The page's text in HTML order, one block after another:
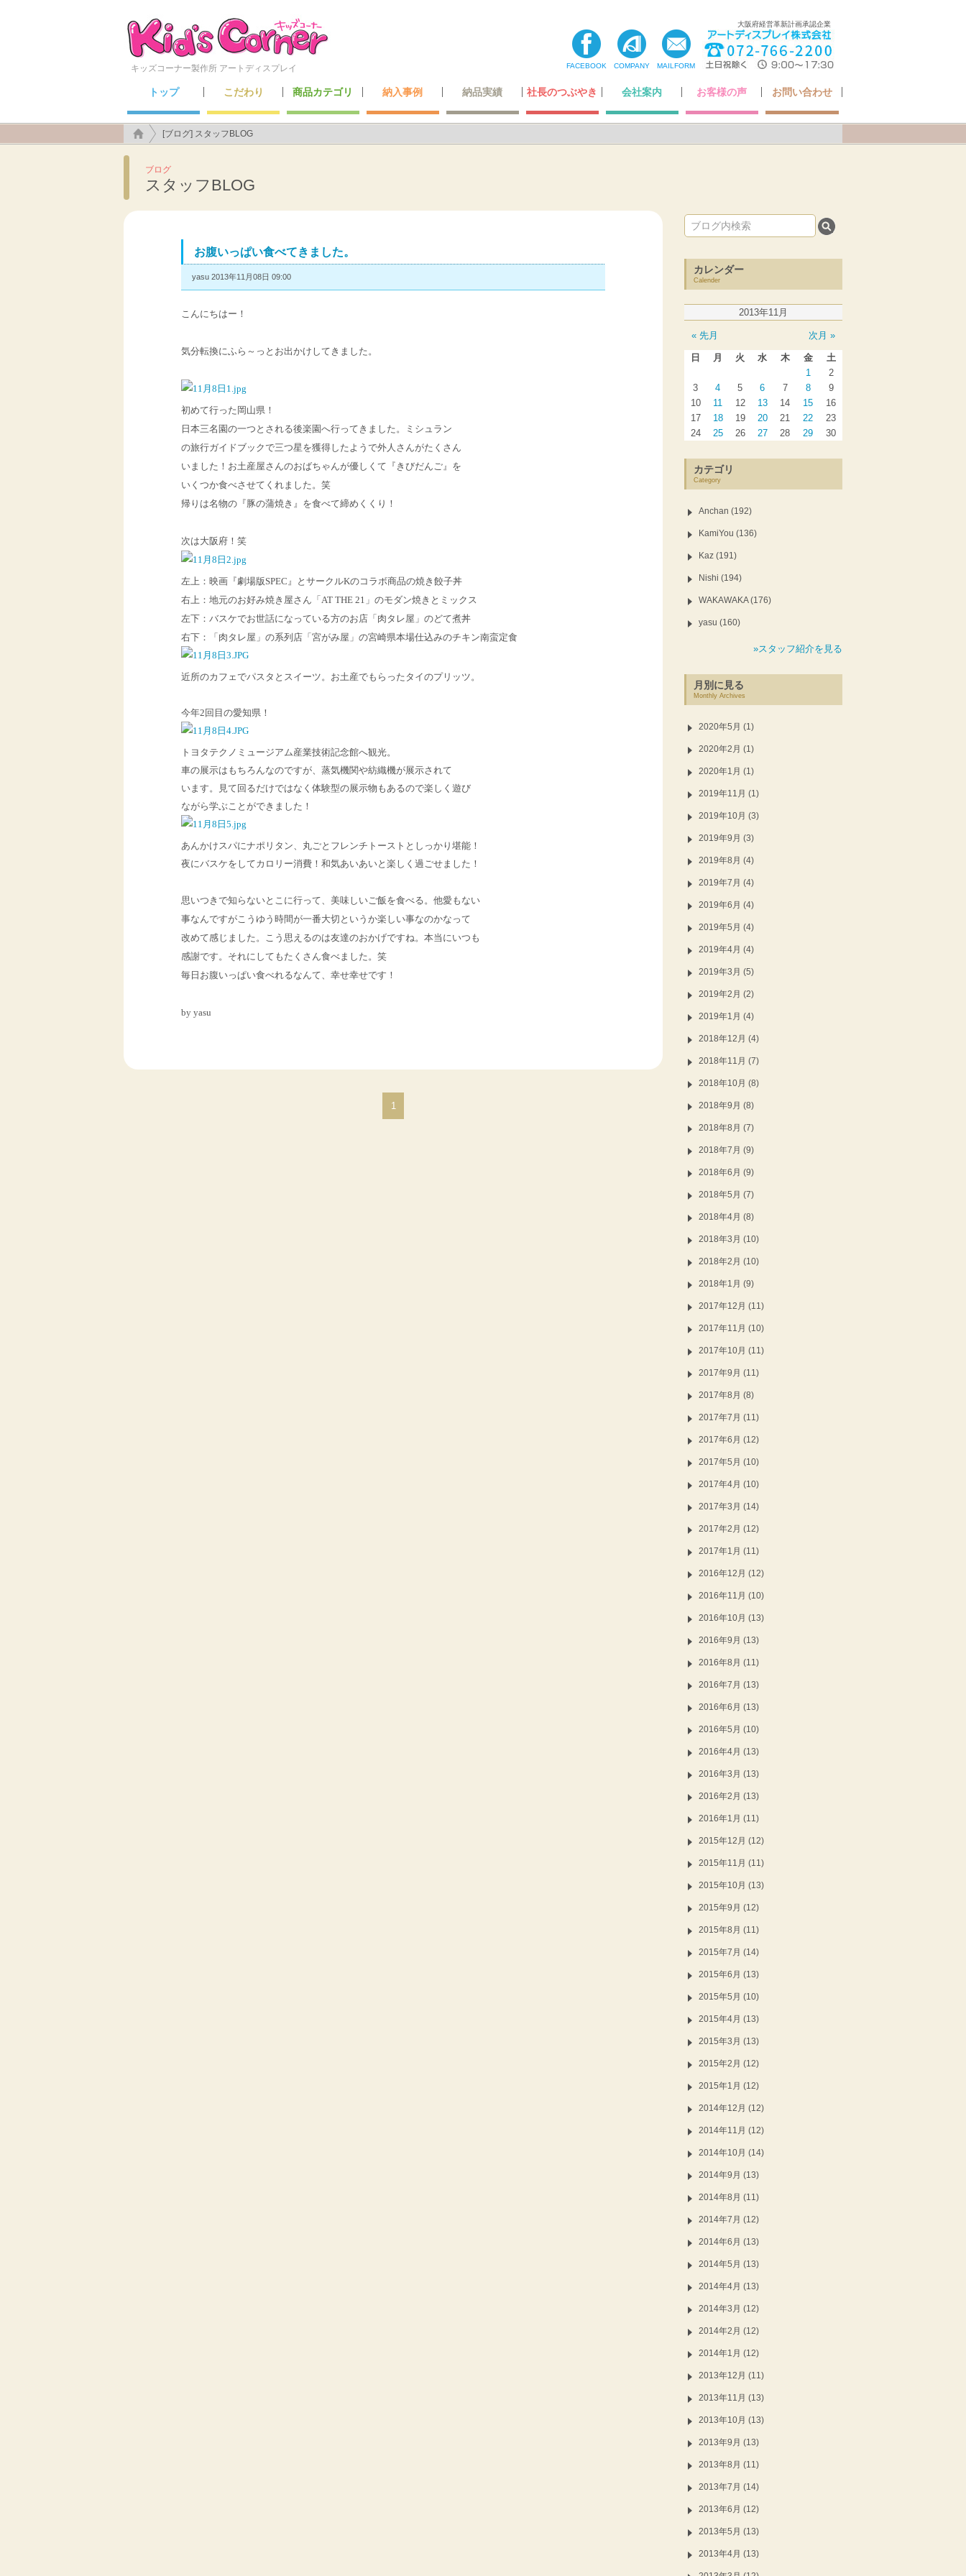
キッズコーナー製作所 アートディスプレイ
大阪府経営革新計画承認企業
FACEBOOK COMPANY MAILFORM
トップ こだわり
アートディスプレイのこだわり
こんなところにも施工できます！
商品カテゴリ 納入事例 納品実績 社長のつぶやき 会社案内 お客様の声 お問い合わせ
[ブログ] スタッフBLOG
ブログ
スタッフBLOG
お腹いっぱい食べてきました。
yasu 2013年11月08日 09:00
こんにちはー！
気分転換にふら～っとお出かけしてきました。
初めて行った岡山県！
日本三名園の一つとされる後楽園へ行ってきました。
ミシュラン
の旅行ガイドブックで三つ星を獲得したようで外人さんがたくさん
いました！お土産屋さんのおばちゃんが優しくて 『きびだんご』を
いくつか食べさせてくれま した。笑
帰りは名物の『豚の蒲焼き』を食べて締めくくり！
次は大阪府！笑
左上：映画『劇場版SPEC』とサークルKのコラボ商品の焼き餃子丼
右上：地元のお好み焼き屋さん「AT THE 21」のモダン焼きとミックス
左下：バスケでお世話になっている方のお店「肉タレ屋」のどて煮丼
右下：「肉タレ屋」の系列店「宮がみ屋」の宮崎県本場仕込みのチキン南蛮定食
近所のカフェでパスタとスイーツ。お土産でもらったタイのプリッツ。
今年2回目の愛知県！
トヨタテクノミュージアム産業技術記念館へ観光。
車の展示はもちろんなのですが、蒸気機関や紡織機が展示されて
います。見て回るだけではなく体験型の展示物もあるので楽しく遊び
ながら学ぶことができました！
あんかけスパにナポリタン、丸ごとフレンチトーストとしっかり堪能！
夜にバスケをしてカロリー消費！和気あいあいと楽しく過ごせました！
思いつきで知らないとこに行って、美味しいご飯を食べる。 他愛もない
事なんですがこうゆう時間が一番大切というか楽しい事なのかなって
改めて感じました。こう思えるのは友達のおかげですね。本当にいつも
感謝です。 それにしてもたくさん食べました。笑
毎日お腹いっぱい食べれるなんて、幸せ幸せです！
by yasu
1
カレンダー
Calender
2013年11月
« 先月 次月 »
日 月 火 水 木 金
土
1
2
3
4 5 6 7 8
9
10
11 12 13 14 15
16
17
18 19 20 21 22
23
24
25 26 27 28 29 30
カテゴリ
Category
Anchan (192)
KamiYou (136)
Kaz (191)
Nishi (194)
WAKAWAKA (176)
yasu (160)
»スタッフ紹介を見る
月別に見る
Monthly Archives
2020年5月 (1)
2020年2月 (1)
2020年1月 (1)
2019年11月 (1)
2019年10月 (3)
2019年9月 (3)
2019年8月 (4)
2019年7月 (4)
2019年6月 (4)
2019年5月 (4)
2019年4月 (4)
2019年3月 (5)
2019年2月 (2)
2019年1月 (4)
2018年12月 (4)
2018年11月 (7)
2018年10月 (8)
2018年9月 (8)
2018年8月 (7)
2018年7月 (9)
2018年6月 (9)
2018年5月 (7)
2018年4月 (8)
2018年3月 (10)
2018年2月 (10)
2018年1月 (9)
2017年12月 (11)
2017年11月 (10)
2017年10月 (11)
2017年9月 (11)
2017年8月 (8)
2017年7月 (11)
2017年6月 (12)
2017年5月 (10)
2017年4月 (10)
2017年3月 (14)
2017年2月 (12)
2017年1月 (11)
2016年12月 (12)
2016年11月 (10)
2016年10月 (13)
2016年9月 (13)
2016年8月 (11)
2016年7月 (13)
2016年6月 (13)
2016年5月 (10)
2016年4月 (13)
2016年3月 (13)
2016年2月 (13)
2016年1月 (11)
2015年12月 (12)
2015年11月 (11)
2015年10月 (13)
2015年9月 (12)
2015年8月 (11)
2015年7月 (14)
2015年6月 (13)
2015年5月 (10)
2015年4月 (13)
2015年3月 (13)
2015年2月 (12)
2015年1月 (12)
2014年12月 (12)
2014年11月 (12)
2014年10月 (14)
2014年9月 (13)
2014年8月 (11)
2014年7月 (12)
2014年6月 (13)
2014年5月 (13)
2014年4月 (13)
2014年3月 (12)
2014年2月 (12)
2014年1月 (12)
2013年12月 (11)
2013年11月 (13)
2013年10月 (13)
2013年9月 (13)
2013年8月 (11)
2013年7月 (14)
2013年6月 (12)
2013年5月 (13)
2013年4月 (13)